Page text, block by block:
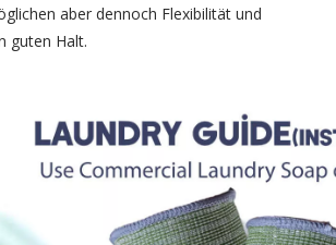
aber dennoch Flexibilität und
guten Halt.